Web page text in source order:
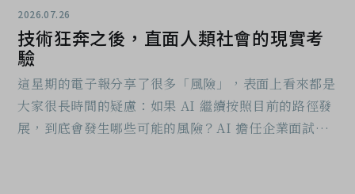
2026.07.26
技術狂奔之後，直面人類社會的現實考
驗
這星期的電子報分享了很多「風險」，表面上看來都是
大家很長時間的疑慮：如果 AI 繼續按照目前的路徑發
展，到底會發生哪些可能的風險？AI 擔任企業面試第